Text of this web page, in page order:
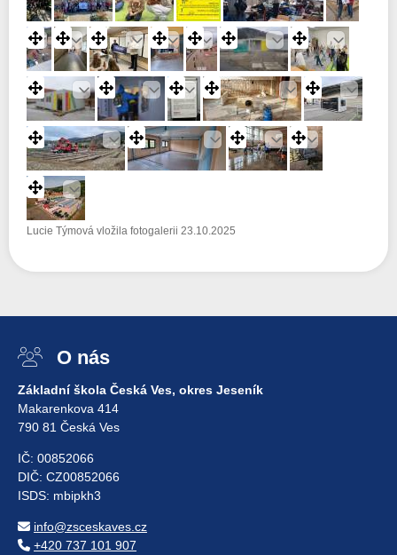
Edit Edit Edit Edit Edit Edit
Edit Edit Edit Edit
Edit Edit Edit
Lucie Týmová vložila fotogalerii 23.10.2025
O nás
Základní škola Česká Ves, okres Jeseník
Makarenkova 414
790 81 Česká Ves
IČ: 00852066
DIČ: CZ00852066
ISDS: mbipkh3
info@zsceskaves.cz
+420 737 101 907